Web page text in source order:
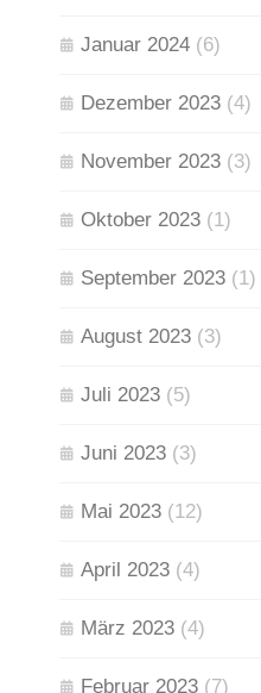
Januar 2024 (6)
Dezember 2023 (4)
November 2023 (3)
Oktober 2023 (1)
September 2023 (1)
August 2023 (3)
Juli 2023 (5)
Juni 2023 (3)
Mai 2023 (12)
April 2023 (4)
März 2023 (4)
Februar 2023 (7)